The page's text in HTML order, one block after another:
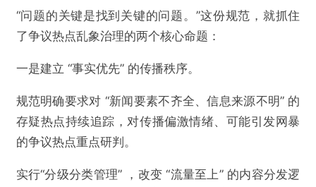
“问题的关键是找到关键的问题。”这份规范，就抓住
了争议热点乱象治理的两个核心命题：
一是建立 “事实优先” 的传播秩序。
规范明确要求对 “新闻要素不齐全、信息来源不明” 的
存疑热点持续追踪，对传播偏激情绪、可能引发网暴
的争议热点重点研判。
实行“分级分类管理” ，改变 “流量至上” 的内容分发逻